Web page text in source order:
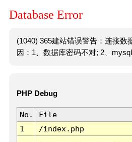
Database Error
(1040) 365建站错误警告：连接数
因：1、数据库密码不对; 2、mysql
PHP Debug
No. File
1
/index.php